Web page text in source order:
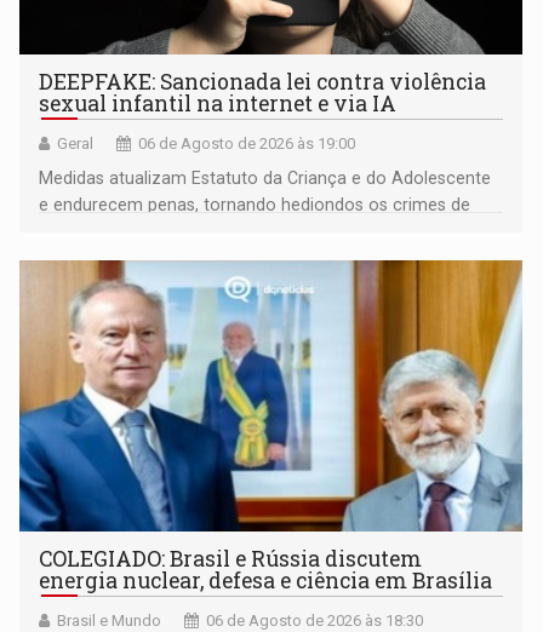
DEEPFAKE: Sancionada lei contra violência
sexual infantil na internet e via IA
Geral 06 de Agosto de 2026 às 19:00
Medidas atualizam Estatuto da Criança e do Adolescente
e endurecem penas, tornando hediondos os crimes de
COLEGIADO: Brasil e Rússia discutem
energia nuclear, defesa e ciência em Brasília
Brasil e Mundo 06 de Agosto de 2026 às 18:30